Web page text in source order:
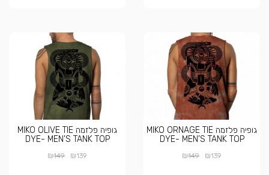
גופיה פלזמה MIKO ORNAGE TIE
DYE- MEN’S TANK TOP
₪139
₪149
גופיה פלזמה MIKO OLIVE TIE
DYE- MEN’S TANK TOP
₪139
₪149